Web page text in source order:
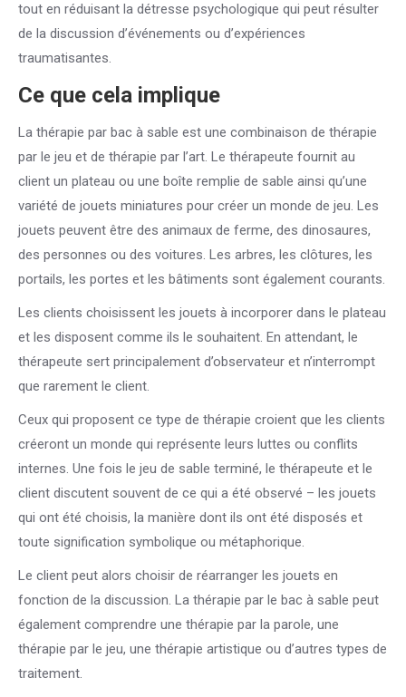
tout en réduisant la détresse psychologique qui peut résulter
de la discussion d’événements ou d’expériences
traumatisantes.
Ce que cela implique
La thérapie par bac à sable est une combinaison de thérapie
par le jeu et de thérapie par l’art. Le thérapeute fournit au
client un plateau ou une boîte remplie de sable ainsi qu’une
variété de jouets miniatures pour créer un monde de jeu. Les
jouets peuvent être des animaux de ferme, des dinosaures,
des personnes ou des voitures. Les arbres, les clôtures, les
portails, les portes et les bâtiments sont également courants.
Les clients choisissent les jouets à incorporer dans le plateau
et les disposent comme ils le souhaitent. En attendant, le
thérapeute sert principalement d’observateur et n’interrompt
que rarement le client.
Ceux qui proposent ce type de thérapie croient que les clients
créeront un monde qui représente leurs luttes ou conflits
internes. Une fois le jeu de sable terminé, le thérapeute et le
client discutent souvent de ce qui a été observé – les jouets
qui ont été choisis, la manière dont ils ont été disposés et
toute signification symbolique ou métaphorique.
Le client peut alors choisir de réarranger les jouets en
fonction de la discussion. La thérapie par le bac à sable peut
également comprendre une thérapie par la parole, une
thérapie par le jeu, une thérapie artistique ou d’autres types de
traitement.